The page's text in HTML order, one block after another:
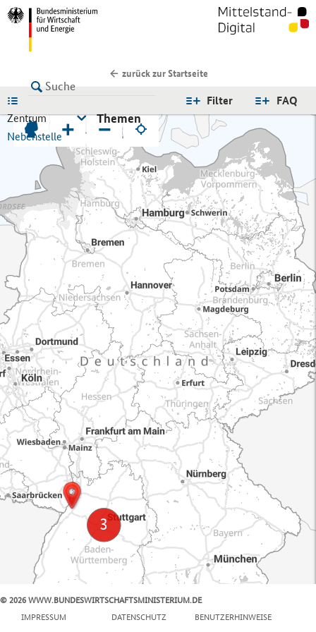
zurück zur Startseite
FAQ
Filter
Zentrum
Nebenstelle
Themen
+ −
© 2026 WWW.BUNDESWIRTSCHAFTSMINISTERIUM.DE
IMPRESSUM
DATENSCHUTZ BENUTZERHINWEISE